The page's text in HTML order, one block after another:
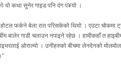
यो कथा सुनेर गाइड पनि दंग प¥यो ।
होटल फर्कने बेला रात परिसकेको थियो । एउटा चोकमा
बालेर गाडी चलाउन नपाइने रहेछ । हामीकहाँ त
ओराल्यो । उनीहरुको बीचमा लेनदेनको